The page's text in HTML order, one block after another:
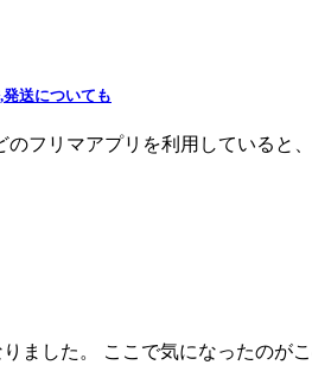
送についても
フリマアプリを利用している
ました。 ここで気になったの